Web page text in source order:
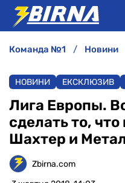
АНАЛІТИКА
ІНТЕРВ'Ю
РІЗНЕ
команда №1 новини
НОВИНИ ЕКСКЛЮЗИВ
Лига Европы.
сделать то,
Шахтер и
Zbirna.com